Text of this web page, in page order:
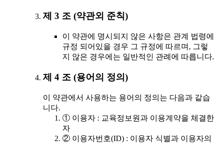
제 3 조 (약관외 준칙)
이 약관에 명시되지 않은 사항은 관계 법령에
규정 되어있을 경우 그 규정에 따르며, 그렇
지 않은 경우에는 일반적인 관례에 따릅니다.
제 4 조 (용어의 정의)
이 약관에서 사용하는 용어의 정의는 다음과 같습
니다.
① 이용자 : 교육정보원과 이용계약을 체결한
자
② 이용자번호(ID) : 이용자 식별과 이용자의